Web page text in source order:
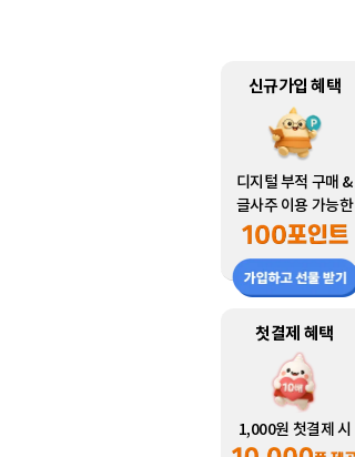
신규가입 혜택
디지털 부적 구매 &
글사주 이용 가능한
첫결제 혜택
1,000원 첫결제 시